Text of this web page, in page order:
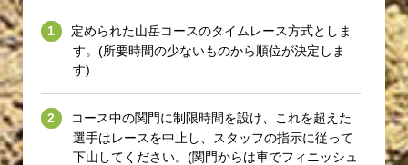
定められた山岳コースのタイムレース方式としま
す。(所要時間の少ないものから順位が決定しま
す)
コース中の関門に制限時間を設け、これを超えた
選手はレースを中止し、スタッフの指示に従って
下山してください。(関門からは車でフィニッシュ